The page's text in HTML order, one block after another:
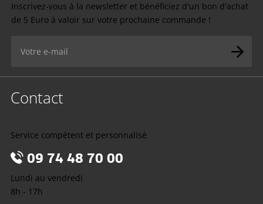
Inscrivez-vous à la newsletter et bénéficiez d'un bon d'achat
de 5 Euro à valoir sur votre prochaine commande !
Contact
Service compétent et personnalisé
09 74 48 70 00
Lundi au vendredi
8h - 17h